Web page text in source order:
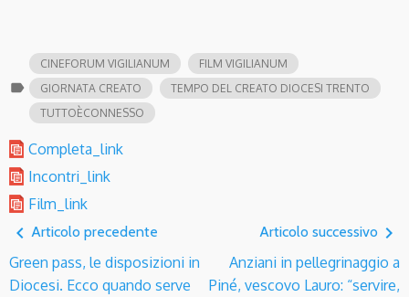
label
CINEFORUM VIGILIANUM
FILM VIGILIANUM
GIORNATA CREATO
TEMPO DEL CREATO DIOCESI TRENTO
TUTTOÈCONNESSO
Completa_link
Incontri_link
Film_link
navigate_before Articolo precedente
Green pass, le disposizioni in
Diocesi. Ecco quando serve
Articolo successivo navigate_next
Anziani in pellegrinaggio a
Piné, vescovo Lauro: “servire,